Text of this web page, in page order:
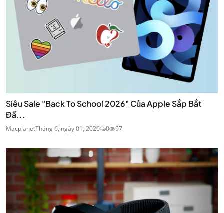
Siêu Sale "Back To School 2026" Của Apple Sắp Bắt
Đầ...
MacplanetTháng 6, ngày 01, 2026 0 97